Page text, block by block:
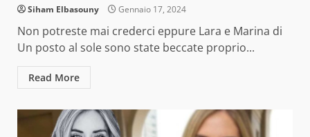
Siham Elbasouny Gennaio 17, 2024
Non potreste mai crederci eppure Lara e Marina di
Un posto al sole sono state beccate proprio...
Read More